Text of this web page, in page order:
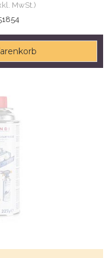
MwSt.)